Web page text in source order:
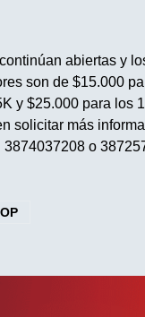
abiertas y
son de $15.000
y $25.000 para los
solicitar más
o